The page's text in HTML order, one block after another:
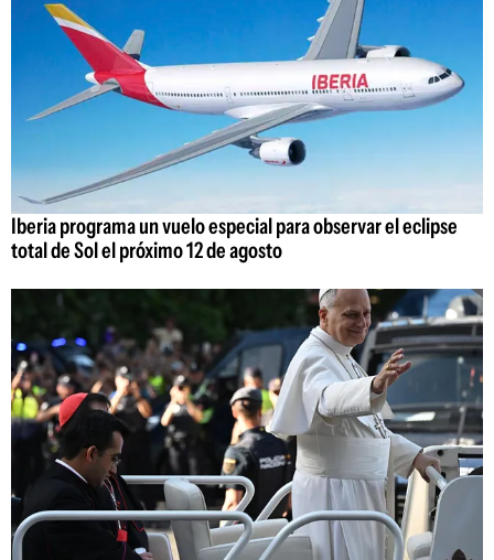
Iberia programa un vuelo especial para observar el eclipse
total de Sol el próximo 12 de agosto